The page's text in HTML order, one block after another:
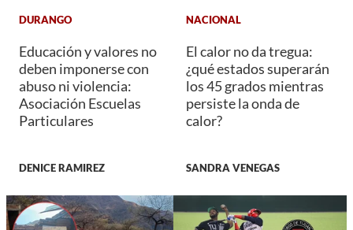
DURANGO
Educación y valores no
deben imponerse con
abuso ni violencia:
Asociación Escuelas
Particulares
DENICE RAMIREZ
NACIONAL
El calor no da tregua:
¿qué estados superarán
los 45 grados mientras
persiste la onda de
calor?
SANDRA VENEGAS